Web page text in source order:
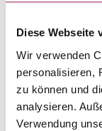
Diese Webseite
Wir verwenden
personalisieren,
zu können und
analysieren.
Verwendung
mother of pearl
The